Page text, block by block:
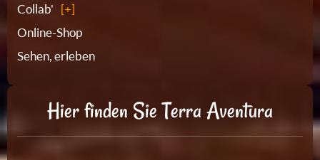
Collab'
Online-Shop
Sehen, erleben
Hier finden Sie Terra Aventura